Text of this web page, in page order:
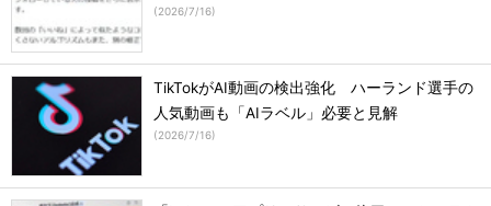
(2026/7/16)
TikTokがAI動画の検出強化 ハーランド選手の
人気動画も「AIラベル」必要と見解
(2026/7/16)